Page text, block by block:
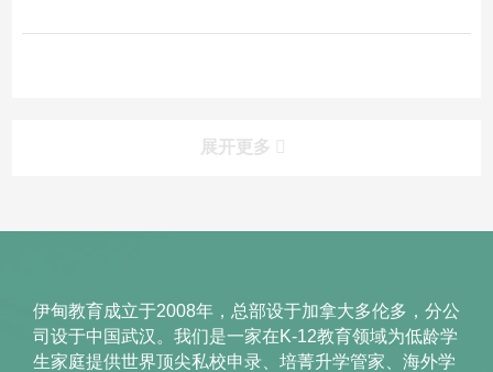
展开更多
伊甸教育成立于2008年，总部设于加拿大多伦多，分公
司设于中国武汉。我们是一家在K-12教育领域为低龄学
生家庭提供世界顶尖私校申录、培菁升学管家、海外学